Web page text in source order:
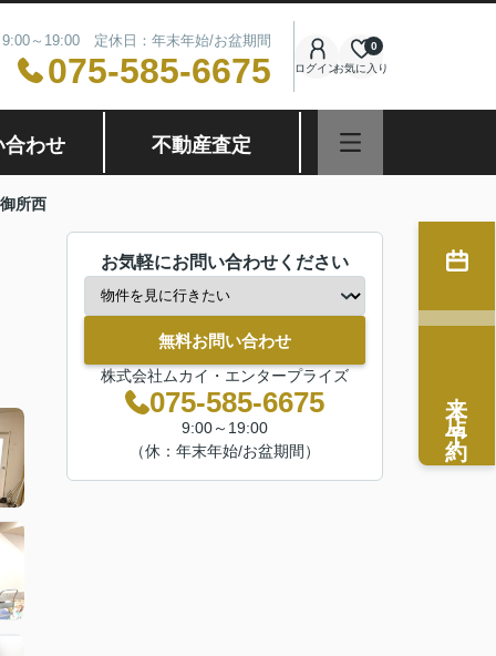
～19:00 定休日：年末年始/お盆期間
075-585-6675 ログインお気に入り
0
合わせ 不動産査定
所西
お気軽にお問い合わせください
無料お問い合わせ
株式会社ムカイ・エンタープライズ
075-585-6675
9:00～19:00
（休：年末年始/お盆期間）
来店予約